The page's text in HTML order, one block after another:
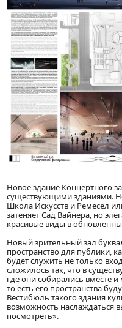
Новое здание Концертного
существующими зданиями.
Школа Искусств и Ремесел
затеняет Сад Вайнера, но
красивые виды в
Новый зрительный зал
пространство для публики,
будет служить не только
сложилось так, что в
где они собирались вместе
то есть его пространства
Вестибюль такого здания
возможность наслаждаться
посмотреть».